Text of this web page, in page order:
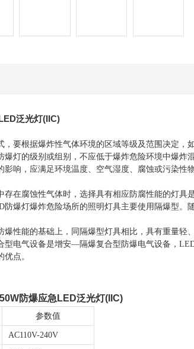
泛光灯(IIC)
，要根据爆炸性气体环境的区域等级及范围决定
灯的级别或组别，不应低于爆炸危险环境中爆炸
影响，应满足环境温度、空气湿度、腐蚀或污染
在腐蚀性气体时，选择具有相应防腐性能的灯具
防爆灯爆炸危险场所的照明灯具主要使用隔爆型
爆性能的基础上，同隔爆型灯具相比，具有重量轻
型电气设备是增安—隔爆复合型防爆电气设备，
点。
防爆应急LED泛光灯(IIC)
参数值
AC110V-240V